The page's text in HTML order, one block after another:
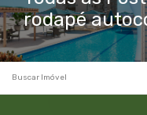
rodapé
Buscar Imóvel